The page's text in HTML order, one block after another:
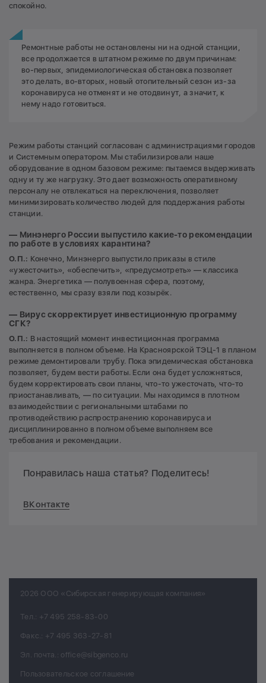
спокойно.
Ремонтные работы не остановлены ни на одной станции,
все продолжается в штатном режиме по двум причинам:
во-первых, эпидемиологическая обстановка позволяет
это делать, во-вторых, новый отопительный сезон из-за
коронавируса не отменят и не отодвинут, а значит, к
нему надо готовиться.
Режим работы станций согласован с администрациями городов
и Системным оператором. Мы стабилизировали наше
оборудование в одном базовом режиме: пытаемся выдерживать
одну и ту же нагрузку. Это дает возможность оперативному
персоналу не отвлекаться на переключения, позволяет
минимизировать количество людей для поддержания работы
станции.
— Минэнерго России выпустило какие-то рекомендации
по работе в условиях карантина?
О.П.: Конечно, Минэнерго выпустило приказы в стиле
«ужесточить», «обеспечить», «предусмотреть» — классика
жанра. Энергетика — полувоенная сфера, поэтому,
естественно, мы сразу взяли под козырёк.
— Вирус скорректирует инвестиционную программу
СГК?
О.П.: В настоящий момент инвестиционная программа
выполняется в полном объеме. На Красноярской ТЭЦ-1 в планом
режиме демонтировали трубу. Пока эпидемическая обстановка
позволяет, будем вести работы. Если она будет усложняться,
будем корректировать свои планы, что-то ужесточать, что-то
приостанавливать, — по ситуации. Мы находимся в плотном
взаимодействии с региональными штабами по
противодействию распространению коронавируса и
дисциплинированно в полном объеме выполняем все
требования и рекомендации.
Понравилась наша статья? Поделитесь!
ВКонтакте
2026 ООО «Сибирская генерирующая компания»
Тел.: +7 495 258-83-00
Факс.: +7 495 363-27-81
Эл. почта.: office@sibgenco.ru
Пользовательское соглашение